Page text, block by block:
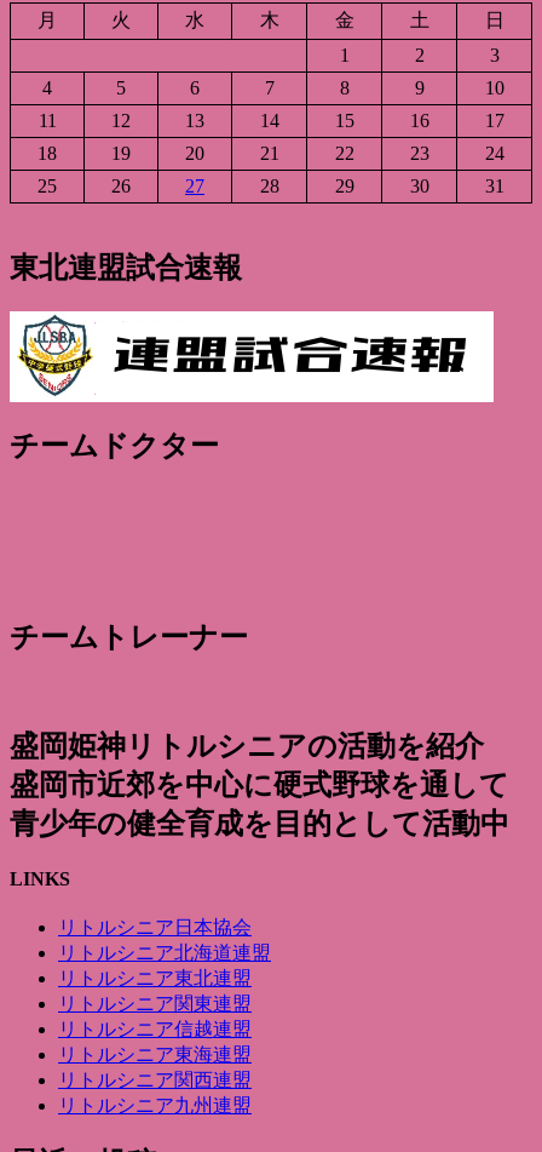
月
火 水 木 金 土
日
1
2
3
4
5 6 7 8 9
10
11
12 13 14 15 16
17
18
19 20 21 22 23
24
25
26 27 28 29 30 31
東北連盟試合速報
チームドクター
チームトレーナー
盛岡姫神リトルシニアの活動を紹介
盛岡市近郊を中心に硬式野球を通して
青少年の健全育成を目的として活動中
LINKS
リトルシニア日本協会
リトルシニア北海道連盟
リトルシニア東北連盟
リトルシニア関東連盟
リトルシニア信越連盟
リトルシニア東海連盟
リトルシニア関西連盟
リトルシニア九州連盟